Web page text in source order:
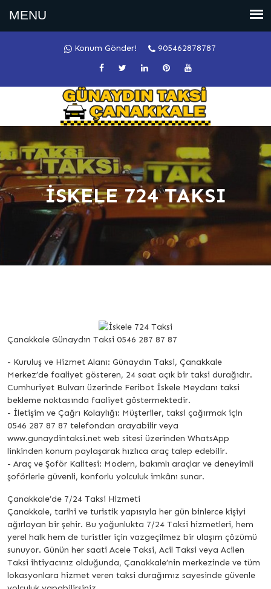
Konum Gönder! 905462878787
İSKELE 724 TAKSI
Çanakkale Günaydın Taksi 0546 287 87 87
- Kuruluş ve Hizmet Alanı: Günaydın Taksi, Çanakkale
Merkez’de faaliyet gösteren, 24 saat açık bir taksi durağıdır.
Cumhuriyet Bulvarı üzerinde Feribot İskele Meydanı taksi
bekleme noktasında faaliyet göstermektedir.
- İletişim ve Çağrı Kolaylığı: Müşteriler, taksi çağırmak için
0546 287 87 87 telefondan arayabilir veya
www.gunaydintaksi.net web sitesi üzerinden WhatsApp
linkinden konum paylaşarak hızlıca araç talep edebilir.
- Araç ve Şoför Kalitesi: Modern, bakımlı araçlar ve deneyimli
şoförlerle güvenli, konforlu yolculuk imkânı sunar.
Çanakkale’de 7/24 Taksi Hizmeti
Çanakkale, tarihi ve turistik yapısıyla her gün binlerce kişiyi
ağırlayan bir şehir. Bu yoğunlukta 7/24 Taksi hizmetleri, hem
yerel halk hem de turistler için vazgeçilmez bir ulaşım çözümü
sunuyor. Günün her saati Acele Taksi, Acil Taksi veya Acilen
Taksi ihtiyacınız olduğunda, Çanakkale’nin merkezinde ve tüm
lokasyonlara hizmet veren taksi durağımız sayesinde güvenle